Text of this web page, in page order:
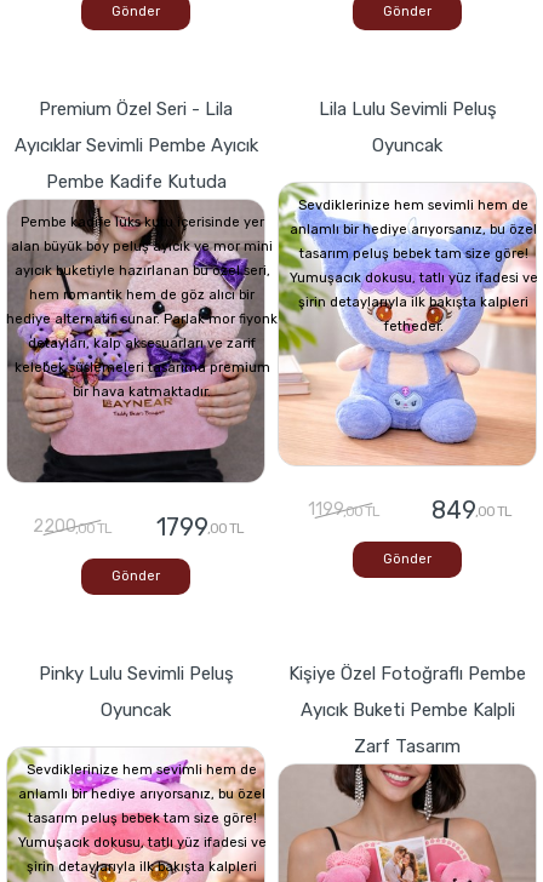
Gönder Gönder
Premium Özel Seri - Lila
Ayıcıklar Sevimli Pembe Ayıcık
Pembe Kadife Kutuda
Pembe kadife lüks kutu içerisinde yer
alan büyük boy peluş ayıcık ve mor mini
ayıcık buketiyle hazırlanan bu özel seri,
hem romantik hem de göz alıcı bir
hediye alternatifi sunar. Parlak mor fiyonk
detayları, kalp aksesuarları ve zarif
kelebek süslemeleri tasarıma premium
bir hava katmaktadır.
2200,00 TL 1799,00 TL
Gönder
Lila Lulu Sevimli Peluş
Oyuncak
Sevdiklerinize hem sevimli hem de
anlamlı bir hediye arıyorsanız, bu özel
tasarım peluş bebek tam size göre!
Yumuşacık dokusu, tatlı yüz ifadesi ve
şirin detaylarıyla ilk bakışta kalpleri
fetheder.
1199,00 TL 849,00 TL
Gönder
Pinky Lulu Sevimli Peluş
Oyuncak
Sevdiklerinize hem sevimli hem de
anlamlı bir hediye arıyorsanız, bu özel
tasarım peluş bebek tam size göre!
Yumuşacık dokusu, tatlı yüz ifadesi ve
şirin detaylarıyla ilk bakışta kalpleri
Kişiye Özel Fotoğraflı Pembe
Ayıcık Buketi Pembe Kalpli
Zarf Tasarım